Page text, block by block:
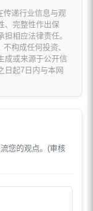
传递行业信息与观
、完整性作出保
相应法律责任。
构成任何投资、
成或来源于公开信
日起7日内与本网
您的观点。(审核